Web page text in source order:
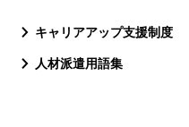
キャリアアップ支援制度
人材派遣用語集